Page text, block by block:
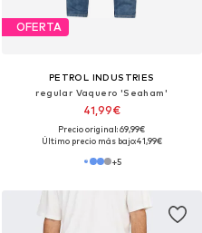
OFERTA
PETROL INDUSTRIES
regular Vaquero 'Seaham'
41,99€
Precio original: 69,99€
Último precio más bajo:41,99€
+5